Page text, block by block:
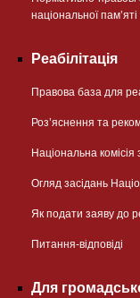
національної памʼяті
Реабілітація
Правова база для
Розʼяснення та
Національна комісія
Огляд засідань
Як подати заяву до
Питання-відповіді
Для